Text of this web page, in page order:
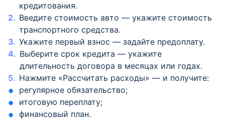
кредитования.
Введите стоимость авто — укажите стоимость
транспортного средства.
Укажите первый взнос — задайте предоплату.
Выберите срок кредита — укажите
длительность договора в месяцах или годах.
Нажмите «Рассчитать расходы» — и получите:
регулярное обязательство;
итоговую переплату;
финансовый план.